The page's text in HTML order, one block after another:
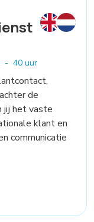
- 40 uur
de
jij het vaste
klant en
communicatie